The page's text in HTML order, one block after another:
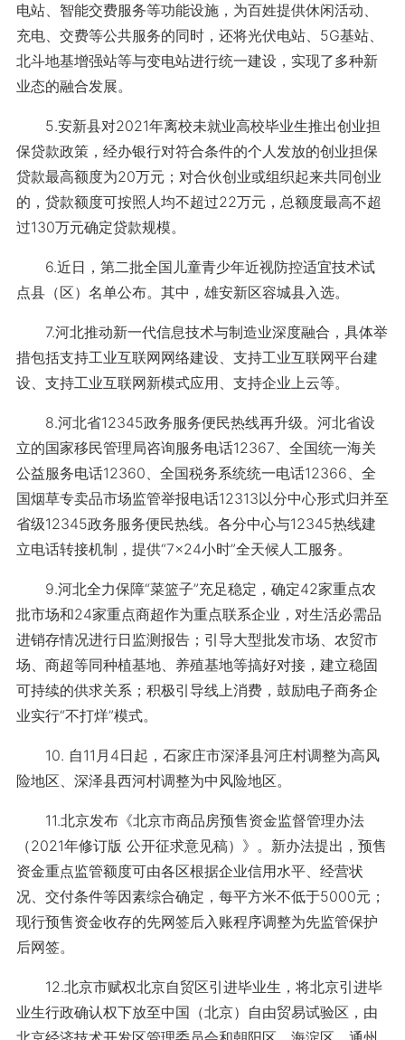
电站、智能交费服务等功能设施，为百姓提供休闲活动、
充电、交费等公共服务的同时，还将光伏电站、5G基站、
北斗地基增强站等与变电站进行统一建设，实现了多种新
业态的融合发展。
5.安新县对2021年离校未就业高校毕业生推出创业担
保贷款政策，经办银行对符合条件的个人发放的创业担保
贷款最高额度为20万元；对合伙创业或组织起来共同创业
的，贷款额度可按照人均不超过22万元，总额度最高不超
过130万元确定贷款规模。
6.近日，第二批全国儿童青少年近视防控适宜技术试
点县（区）名单公布。其中，雄安新区容城县入选。
7.河北推动新一代信息技术与制造业深度融合，具体举
措包括支持工业互联网网络建设、支持工业互联网平台建
设、支持工业互联网新模式应用、支持企业上云等。
8.河北省12345政务服务便民热线再升级。河北省设
立的国家移民管理局咨询服务电话12367、全国统一海关
公益服务电话12360、全国税务系统统一电话12366、全
国烟草专卖品市场监管举报电话12313以分中心形式归并至
省级12345政务服务便民热线。各分中心与12345热线建
立电话转接机制，提供“7×24小时”全天候人工服务。
9.河北全力保障“菜篮子”充足稳定，确定42家重点农
批市场和24家重点商超作为重点联系企业，对生活必需品
进销存情况进行日监测报告；引导大型批发市场、农贸市
场、商超等同种植基地、养殖基地等搞好对接，建立稳固
可持续的供求关系；积极引导线上消费，鼓励电子商务企
业实行“不打烊”模式。
10. 自11月4日起，石家庄市深泽县河庄村调整为高风
险地区、深泽县西河村调整为中风险地区。
11.北京发布《北京市商品房预售资金监督管理办法
（2021年修订版 公开征求意见稿）》。新办法提出，预售
资金重点监管额度可由各区根据企业信用水平、经营状
况、交付条件等因素综合确定，每平方米不低于5000元；
现行预售资金收存的先网签后入账程序调整为先监管保护
后网签。
12.北京市赋权北京自贸区引进毕业生，将北京引进毕
业生行政确认权下放至中国（北京）自由贸易试验区，由